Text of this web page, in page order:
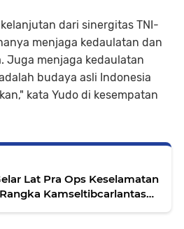
dari sinergitas TNI-
menjaga kedaulatan dan
Juga menjaga kedaulatan
budaya asli Indonesia
kata Yudo di kesempatan
Lat Pra Ops Keselamatan
Kamseltibcarlantas